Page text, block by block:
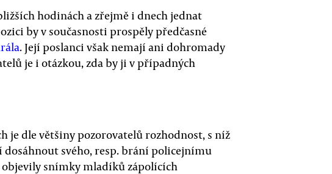
hodinách a zřejmě i dnech jednat
by v současnosti prospěly předčasné
. Její poslanci však nemají ani dohromady
je i otázkou, zda by ji v případných
je dle většiny pozorovatelů rozhodnost, s níž
dosáhnout svého, resp. brání policejnímu
objevily snímky mladíků zápolících